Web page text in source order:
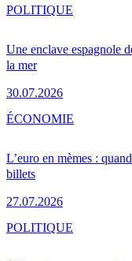
Une enclave espagnole
la mer
30.07.2026
POLITIQUE
L’euro en mèmes :
billets
27.07.2026
ÉCONOMIE
POLITIQUE